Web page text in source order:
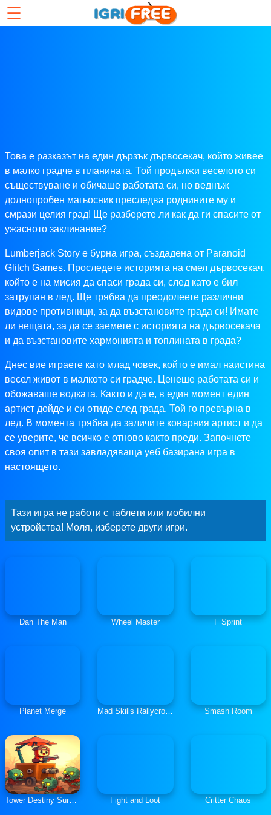
☰
Това е разказът на един дързък дървосекач, който живее
в малко градче в планината. Той продължи веселото си
съществуване и обичаше работата си, но веднъж
долнопробен магьосник преследва роднините му и
смрази целия град! Ще разберете ли как да ги спасите от
ужасното заклинание?
Lumberjack Story е бурна игра, създадена от Paranoid
Glitch Games. Проследете историята на смел дървосекач,
който е на мисия да спаси града си, след като е бил
затрупан в лед. Ще трябва да преодолеете различни
видове противници, за да възстановите града си! Имате
ли нещата, за да се заемете с историята на дървосекача
и да възстановите хармонията и топлината в града?
Днес вие играете като млад човек, който е имал наистина
весел живот в малкото си градче. Ценеше работата си и
обожаваше водката. Както и да е, в един момент един
артист дойде и си отиде след града. Той го превърна в
лед. В момента трябва да заличите коварния артист и да
се уверите, че всичко е отново както преди. Започнете
своя опит в тази завладяваща уеб базирана игра в
настоящето.
Тази игра не работи с таблети или мобилни
устройства! Моля, изберете други игри.
Dan The Man Wheel Master F Sprint
Planet Merge Mad Skills Rallycross Smash Room
Tower Destiny Survive Fight and Loot Critter Chaos